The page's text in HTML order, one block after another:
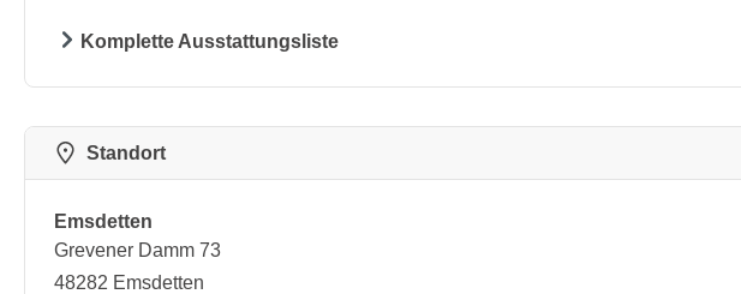
Komplette Ausstattungsliste
Standort
Emsdetten
Grevener Damm 73
48282 Emsdetten